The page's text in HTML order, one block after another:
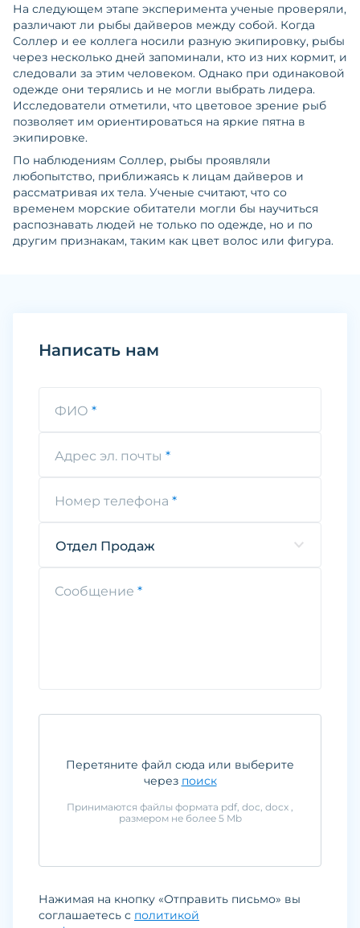
На следующем этапе эксперимента ученые проверяли,
различают ли рыбы дайверов между собой. Когда
Соллер и ее коллега носили разную экипировку, рыбы
через несколько дней запоминали, кто из них кормит, и
следовали за этим человеком. Однако при одинаковой
одежде они терялись и не могли выбрать лидера.
Исследователи отметили, что цветовое зрение рыб
позволяет им ориентироваться на яркие пятна в
экипировке.
По наблюдениям Соллер, рыбы проявляли
любопытство, приближаясь к лицам дайверов и
рассматривая их тела. Ученые считают, что со
временем морские обитатели могли бы научиться
распознавать людей не только по одежде, но и по
другим признакам, таким как цвет волос или фигура.
Написать нам
ФИО
Адрес эл. почты
Номер телефона
Отдел Продаж
Сообщение
Перетяните файл сюда или выберите
через поиск
Принимаются файлы формата pdf, doc, docx ,
размером не более 5 Mb
Нажимая на кнопку «Отправить письмо» вы
соглашаетесь с политикой